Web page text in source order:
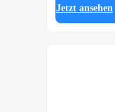
Jetzt ansehen